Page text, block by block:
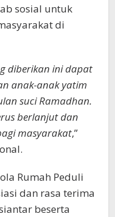
sosial untuk
di
diberikan ini dapat
anak-anak yatim
suci Ramadhan.
berlanjut dan
masyarakat,”
Rumah Peduli
dan rasa terima
beserta